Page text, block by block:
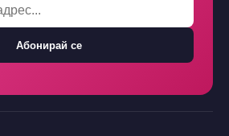
Абонирай се